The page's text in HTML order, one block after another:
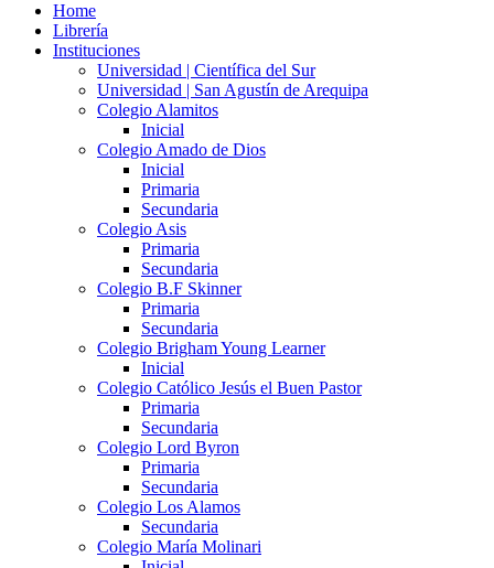
Home
Librería
Instituciones
Universidad | Científica del Sur
Universidad | San Agustín de Arequipa
Colegio Alamitos
Inicial
Colegio Amado de Dios
Inicial
Primaria
Secundaria
Colegio Asis
Primaria
Secundaria
Colegio B.F Skinner
Primaria
Secundaria
Colegio Brigham Young Learner
Inicial
Colegio Católico Jesús el Buen Pastor
Primaria
Secundaria
Colegio Lord Byron
Primaria
Secundaria
Colegio Los Alamos
Secundaria
Colegio María Molinari